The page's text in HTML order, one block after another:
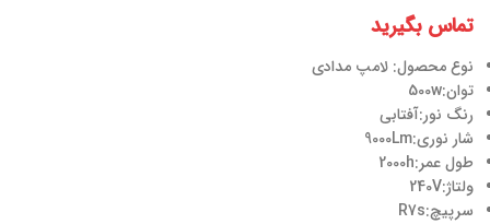
تماس بگیرید
نوع محصول: لامپ مدادی
توان:500w
رنگ نور:آفتابی
شار نوری:9000Lm
طول عمر:2000h
ولتاژ:240V
سرپیچ:R7s